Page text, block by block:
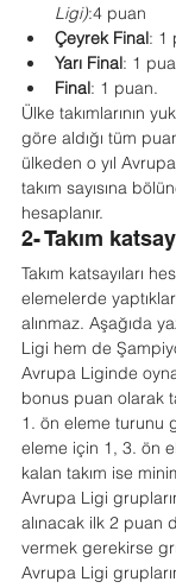
Ligi):4 puan
Çeyrek Final: 1
Yarı Final: 1
Final: 1 puan.
Ülke takımlarının
göre aldığı tüm
ülkeden o yıl
takım sayısına
hesaplanır.
2- Takım
Takım katsayıları
elemelerde
alınmaz. Aşağıda
Ligi hem de
Avrupa Liginde
bonus puan olarak
1. ön eleme turunu
eleme için 1, 3. ön
kalan takım ise
Avrupa Ligi
alınacak ilk 2 puan
vermek gerekirse
Avrupa Ligi